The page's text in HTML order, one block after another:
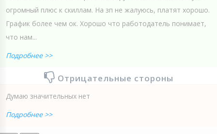
огромный плюс к скиллам. На зп не жалуюсь, платят хорошо.
График более чем ок. Хорошо что работодатель понимает,
что нам...
Подробнее >>
Отрицательные стороны
Думаю значительных нет
Подробнее >>